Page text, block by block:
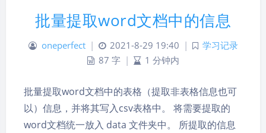
批量提取word文档中的信息
oneperfect | 2021-8-29 19:40 |
学习记录
87 字 | 1 分钟内
批量提取word文档中的表格（提取非表格信息也可
以）信息，并将其写入csv表格中。 将需要提取的
word文档统一放入 data 文件夹中。 所提取的信息